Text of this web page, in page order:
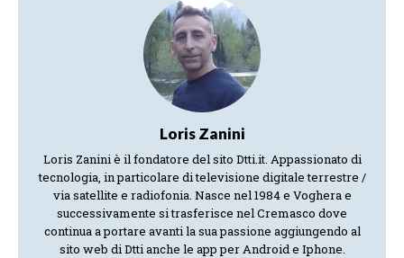
Loris Zanini
Loris Zanini è il fondatore del sito Dtti.it. Appassionato di
tecnologia, in particolare di televisione digitale terrestre /
via satellite e radiofonia. Nasce nel 1984 e Voghera e
successivamente si trasferisce nel Cremasco dove
continua a portare avanti la sua passione aggiungendo al
sito web di Dtti anche le app per Android e Iphone.